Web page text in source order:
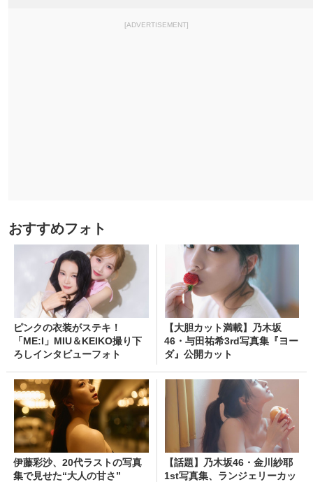
[ADVERTISEMENT]
おすすめフォト
ピンクの衣装がステキ！
「ME:I」MIU＆KEIKO撮り下
ろしインタビューフォト
【大胆カット満載】乃木坂
46・与田祐希3rd写真集『ヨー
ダ』公開カット
伊藤彩沙、20代ラストの写真
集で見せた“大人の甘さ”
【話題】乃木坂46・金川紗耶
1st写真集、ランジェリーカッ